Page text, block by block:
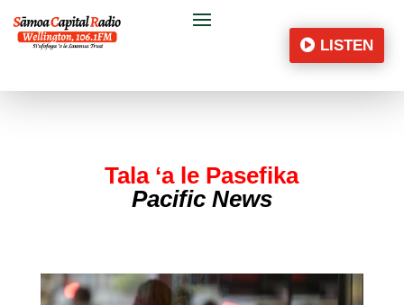
LISTEN
Tala ‘a le Pasefika
Pacific News